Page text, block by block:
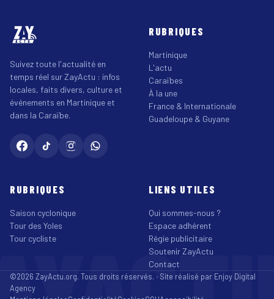
Suivez toute l'actualité en
temps réel sur ZayActu : infos
locales, faits divers, culture et
événements en Martinique et
dans la Caraïbe.
RUBRIQUES
Martinique
L'actu
Caraïbes
À la une
France & Internationale
Guadeloupe & Guyane
RUBRIQUES
Saison cyclonique
Tour des Yoles
Tour cycliste
LIENS UTILES
Qui sommes-nous ?
Espace adhérent
Régie publicitaire
Soutenir ZayActu
Contact
©2026 ZayActu.org. Tous droits réservés. · Site réalisé par Enjoy Digital
Agency